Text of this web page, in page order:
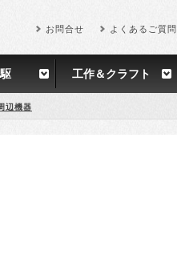
お問合せ よくあるご質問
工作＆クラフト
辺機器